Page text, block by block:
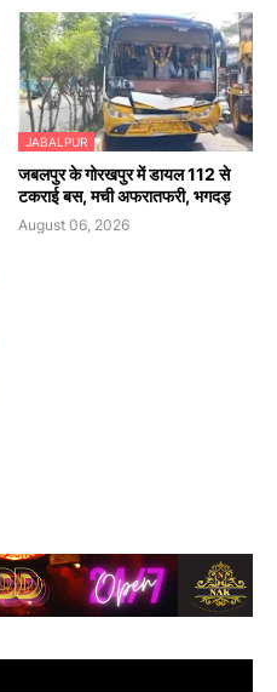
JABALPUR
जबलपुर के गोरखपुर में डायल 112 से
टकराई बस, मची अफरातफरी, भगदड़
August 06, 2026